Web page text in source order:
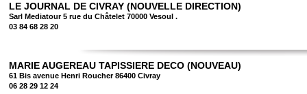
LE JOURNAL DE CIVRAY (NOUVELLE DIRECTION)
Sarl Mediatour 5 rue du Châtelet 70000 Vesoul .
03 84 68 28 20
MARIE AUGEREAU TAPISSIERE DECO (NOUVEAU)
61 Bis avenue Henri Roucher 86400 Civray
06 28 29 12 24